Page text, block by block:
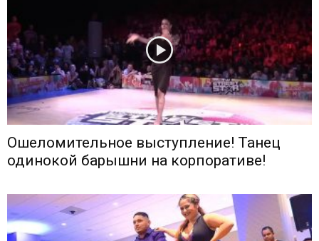
Ошеломительное выступление! Танец
одинокой барышни на корпоративе!